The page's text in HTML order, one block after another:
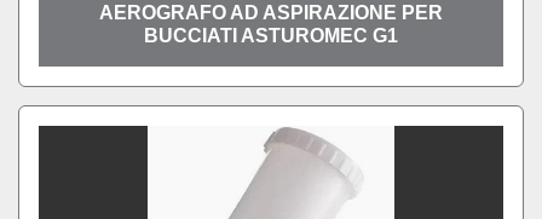
AEROGRAFO AD ASPIRAZIONE PER
BUCCIATI ASTUROMEC G1